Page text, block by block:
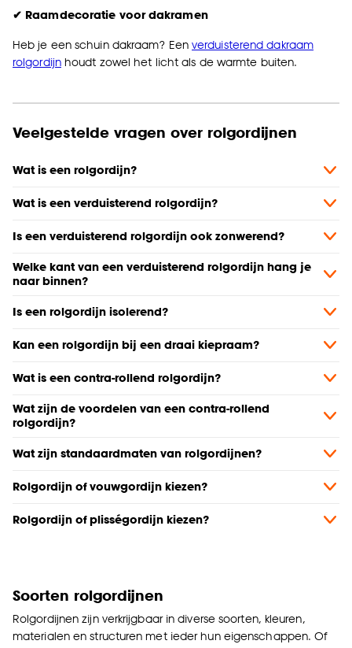
✔ Raamdecoratie voor dakramen
Heb je een schuin dakraam? Een verduisterend dakraam
rolgordijnhoudt zowel het licht als de warmte buiten.
Veelgestelde vragen over rolgordijnen
Wat is een rolgordijn?
Wat is een verduisterend rolgordijn?
Is een verduisterend rolgordijn ook zonwerend?
Welke kant van een verduisterend rolgordijn hang je
naar binnen?
Is een rolgordijn isolerend?
Kan een rolgordijn bij een draai kiepraam?
Wat is een contra-rollend rolgordijn?
Wat zijn de voordelen van een contra-rollend
rolgordijn?
Wat zijn standaardmaten van rolgordijnen?
Rolgordijn of vouwgordijn kiezen?
Rolgordijn of plisségordijn kiezen?
Soorten rolgordijnen
Rolgordijnen zijn verkrijgbaar in diverse soorten, kleuren,
materialen en structuren met ieder hun eigenschappen. Of